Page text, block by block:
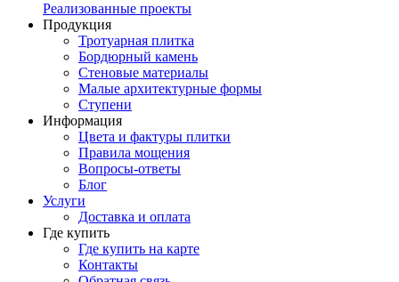
Реализованные проекты
Продукция
Тротуарная плитка
Бордюрный камень
Стеновые материалы
Малые архитектурные формы
Ступени
Информация
Цвета и фактуры плитки
Правила мощения
Вопросы-ответы
Блог
Услуги
Доставка и оплата
Где купить
Где купить на карте
Контакты